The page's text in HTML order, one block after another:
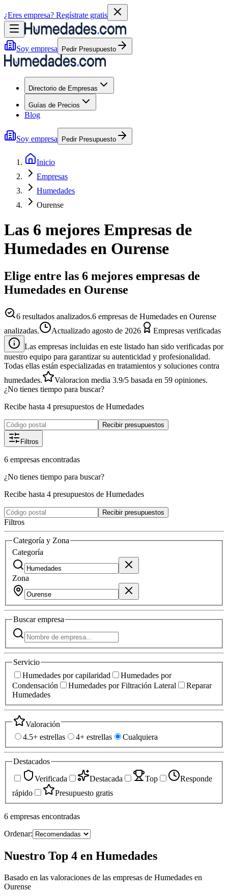
¿Eres empresa? Regístrate gratis
Soy empresa Pedir Presupuesto
Directorio de Empresas
Guías de Precios
Blog
Soy empresa Pedir Presupuesto
Inicio
Empresas
Humedades
Ourense
Las 6 mejores Empresas de
Humedades en Ourense
Elige entre las 6 mejores empresas de
Humedades en Ourense
6 resultados analizados.6 empresas de Humedades en Ourense
analizadas.
Actualizado agosto de 2026
Empresas verificadas
Las empresas incluidas en este listado han sido verificadas por
nuestro equipo para garantizar su autenticidad y profesionalidad.
Todas ellas están especializadas en tratamientos y soluciones contra
humedades.
Valoracion media 3.9/5 basada en 59 opiniones.
¿No tienes tiempo para buscar?
Recibe hasta 4 presupuestos de Humedades
Recibir presupuestos
Filtros
6 empresas encontradas
¿No tienes tiempo para buscar?
Recibe hasta 4 presupuestos de Humedades
Recibir presupuestos
Filtros
Categoría y Zona
Categoría
Zona
Buscarempresa
Servicio
Humedades por capilaridad
Humedades por
Condensación
Humedades por Filtración Lateral
Reparar
Humedades
Valoración
4.5+ estrellas
4+ estrellas Cualquiera
Destacados
Verificada
Destacada Top
Responde
rápido
Presupuesto gratis
6 empresas encontradas
Ordenar:
Nuestro Top 4 en Humedades
Basado en las valoraciones de las empresas de Humedades en
Ourense